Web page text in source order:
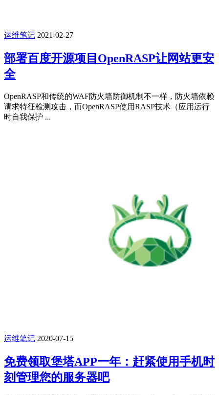
运维笔记 2021-02-27
部署百度开源项目OpenRASP让网站更安
全
OpenRASP和传统的WAF防火墙防御机制不一样，防火墙依赖
请求特征检测攻击，而OpenRASP使用RASP技术（应用运行
时自我保护 ...
运维笔记 2020-07-15
免费领取堡塔APP一年：赶紧使用手机时
刻管理您的服务器吧